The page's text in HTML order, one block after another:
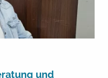
und